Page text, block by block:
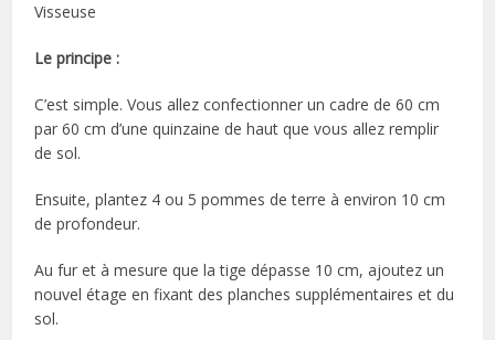
Visseuse
Le principe :
C’est simple. Vous allez confectionner un cadre de 60 cm
par 60 cm d’une quinzaine de haut que vous allez remplir
de sol.
Ensuite, plantez 4 ou 5 pommes de terre à environ 10 cm
de profondeur.
Au fur et à mesure que la tige dépasse 10 cm, ajoutez un
nouvel étage en fixant des planches supplémentaires et du
sol.